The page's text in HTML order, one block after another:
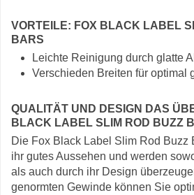
VORTEILE: FOX BLACK LABEL
BARS
Leichte Reinigung durch glatte
Verschieden Breiten für optimal
QUALITÄT UND DESIGN DAS
BLACK LABEL SLIM ROD BUZZ
Die Fox Black Label Slim Rod Buzz
ihr gutes Aussehen und werden
als auch durch ihr Design
genormten Gewinde können Sie